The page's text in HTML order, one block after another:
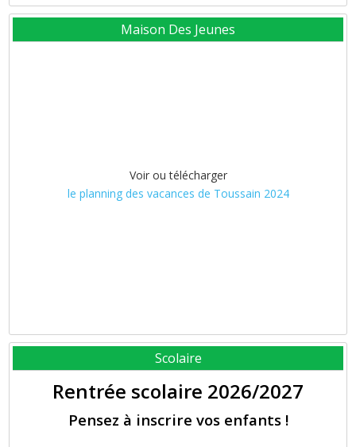
Maison Des Jeunes
Voir ou télécharger
le planning des vacances de Toussain 2024
Scolaire
Rentrée scolaire 2026/2027
Pensez à inscrire vos enfants !